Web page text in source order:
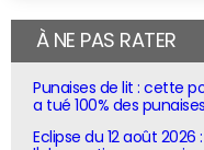
À NE PAS RATER
Punaises de lit : cette
a tué 100% des
Eclipse du 12 août